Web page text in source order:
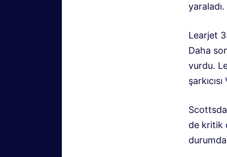
yaraladı.
Learjet
Daha
vurdu.
de kritik
durumda